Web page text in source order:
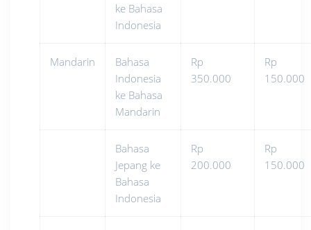
ke Bahasa
Indonesia
Mandarin
Bahasa
Indonesia
ke Bahasa
Mandarin
Rp
350.000
Rp
150.000
Bahasa
Jepang ke
Bahasa
Indonesia
Rp
200.000
Rp
150.000